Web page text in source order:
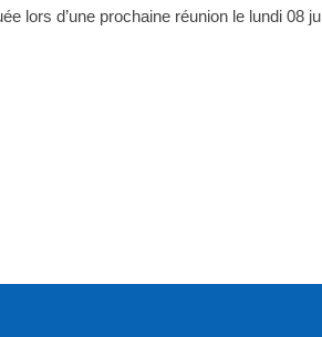
lors d’une prochaine réunion le lundi 08